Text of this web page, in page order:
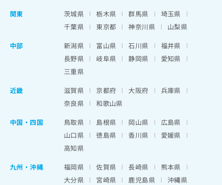
関東
茨城県 栃木県 群馬県
埼玉県
千葉県
東京都 神奈川県
山梨県
中部
新潟県 富山県 石川県
福井県
長野県
岐阜県 静岡県
愛知県
三重県
近畿
滋賀県 京都府 大阪府
兵庫県
奈良県
和歌山県
中国・四国
鳥取県 島根県 岡山県
広島県
山口県
徳島県 香川県
愛媛県
高知県
九州・沖縄
福岡県 佐賀県 長崎県
熊本県
大分県
宮崎県 鹿児島県 沖縄県